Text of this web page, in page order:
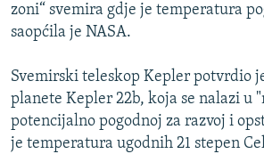
TV LIBERTY
POST SCRIPTUM
MOJA EVROPA
TRI DECENIJE OD RATA U BIH
SVE KARTE DEJTONA
Sve RFE/RL stranice
zoni“ svemira gdje je temperatura
saopćila je NASA.
Svemirski teleskop Kepler potvrdio
planete Kepler 22b, koja se nalazi u
potencijalno pogodnoj za razvoj i
je temperatura ugodnih 21 stepen